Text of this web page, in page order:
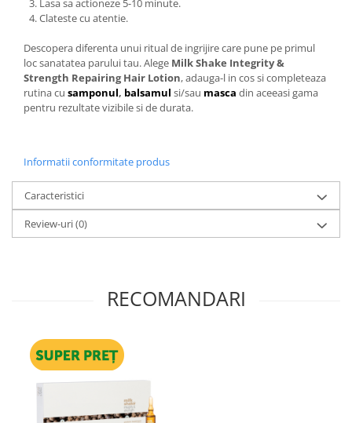
Lasa sa actioneze 5-10 minute.
Clateste cu atentie.
Descopera diferenta unui ritual de ingrijire care pune pe primul
loc sanatatea parului tau. Alege Milk Shake Integrity &
Strength Repairing Hair Lotion, adauga-l in cos si completeaza
rutina cu samponul, balsamul si/sau masca din aceeasi gama
pentru rezultate vizibile si de durata.
Informatii conformitate produs
Caracteristici
Review-uri(0)
RECOMANDARI